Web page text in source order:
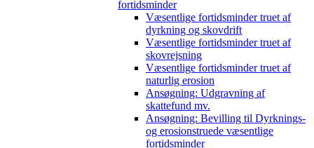
fortidsminder
Væsentlige fortidsminder truet af
dyrkning og skovdrift
Væsentlige fortidsminder truet af
skovrejsning
Væsentlige fortidsminder truet af
naturlig erosion
Ansøgning: Udgravning af
skattefund mv.
Ansøgning: Bevilling til Dyrknings-
og erosionstruede væsentlige
fortidsminder